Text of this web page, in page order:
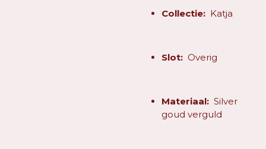
Collectie:Katja
Slot:Overig
Materiaal: Silver
goud verguld